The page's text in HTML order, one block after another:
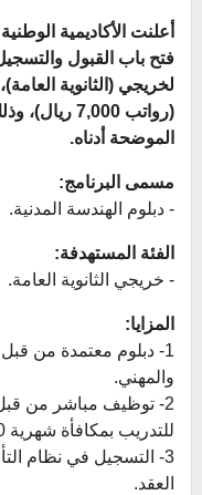
أعلنت الأكاديمية الوطنية
فتح باب القبول
لخريجي (الثانوية
(رواتب 7,000 ريال
)،
الموضحة أدناه.
مسمى البرنامج:
- دبلوم الهندسة المدنية.
الفئة المستهدفة:
- خريجي الثانوية العامة.
المزايا:
1- دبلوم معتمدة من
والمهني.
2- توظيف مباشر من
للتدريب بمكافأة شهرية 2,000 ريال وراتب 7,000 بعد التخرج.
3- التسجيل في نظام
العقد.